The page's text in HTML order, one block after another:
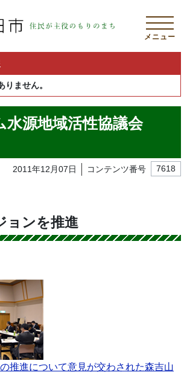
メニュー
りません。
水源地域活性協議会
2011年12月07日 コンテンツ番号 7618
ョンを推進
推進について意見が交わされた森吉山